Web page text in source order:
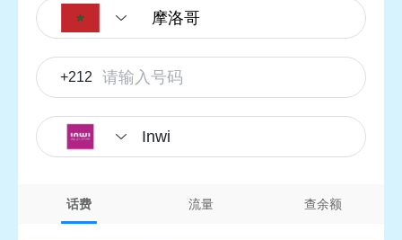
+212
Inwi
话费 流量 查余额